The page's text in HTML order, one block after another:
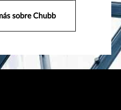
sobre Chubb